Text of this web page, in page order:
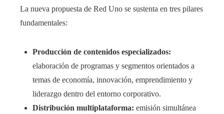
La nueva propuesta de Red Uno se sustenta en tres pilares
fundamentales:
Producción de contenidos especializados:
elaboración de programas y segmentos orientados a
temas de economía, innovación, emprendimiento y
liderazgo dentro del entorno corporativo.
Distribución multiplataforma: emisión simultánea